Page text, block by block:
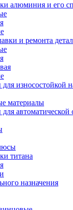
алюминия и его
и ремонта
износостойкой
материалы
автоматической
титана
назначения